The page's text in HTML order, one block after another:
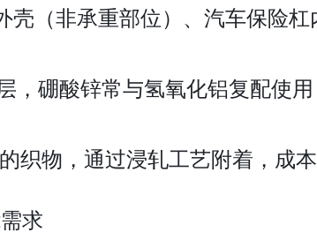
（非承重部位）、汽车保险
，硼酸锌常与氢氧化铝复配使
物，通过浸轧工艺附着，成
求